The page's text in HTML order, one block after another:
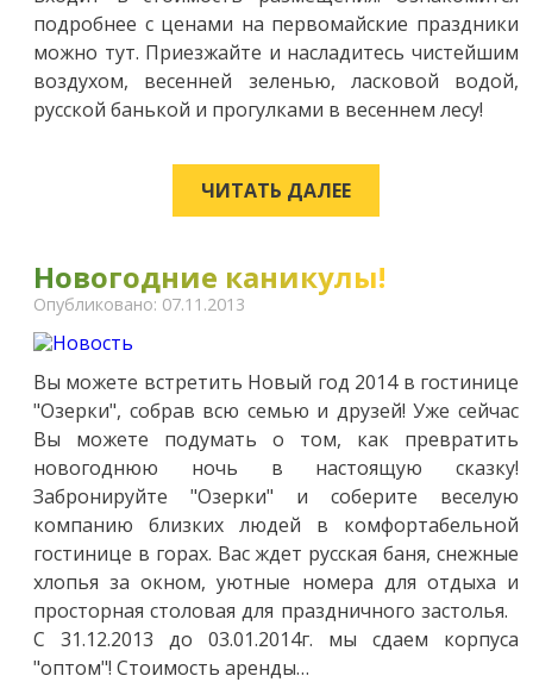
подробнее с ценами на первомайские праздники
можно тут. Приезжайте и насладитесь чистейшим
воздухом, весенней зеленью, ласковой водой,
русской банькой и прогулками в весеннем лесу!
ЧИТАТЬ ДАЛЕЕ
Новогодние каникулы!
Опубликовано: 07.11.2013
Вы можете встретить Новый год 2014 в гостинице
"Озерки", собрав всю семью и друзей! Уже сейчас
Вы можете подумать о том, как превратить
новогоднюю ночь в настоящую сказку!
Забронируйте "Озерки" и соберите веселую
компанию близких людей в комфортабельной
гостинице в горах. Вас ждет русская баня, снежные
хлопья за окном, уютные номера для отдыха и
просторная столовая для праздничного застолья.
С 31.12.2013 до 03.01.2014г. мы сдаем корпуса
"оптом"! Стоимость аренды…